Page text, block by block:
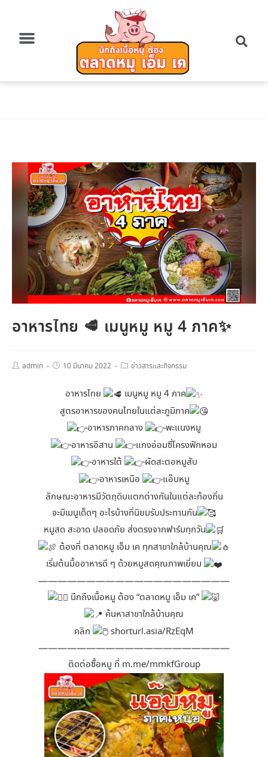
อาหารไทย 🥩 เมนูหมู หมู 4 ภาค✨
admin 10 มีนาคม 2022 ข่าวสารและกิจกรรม
อาหารไทย
เมนูหมู หมู 4 ภาค
สูตรอาหารของคนไทยในแต่ละภูมิภาค
อาหารภาคกลาง
พะแนงหมู
อาหารอีสาน
แกงอ่อมซี่โครงฟักหอม
อาหารใต้
ผัดสะตอหมูสับ
อาหารเหนือ
แอ๊บหมู
ลักษณะอาหารมีวัตถุดิบแตกต่างกันในแต่ละท้องถิ่น
จะมีเมนูเด็ดๆ อะไรบ้างที่นิยมรับประทานกัน
หมูสด สะอาด ปลอดภัย ส่งตรงจากฟาร์มทุกวัน
ต้องที่ ตลาดหมู เอ็ม เค ทุกสาขาใกล้บ้านคุณ
เริ่มต้นมื้ออาหารดี ๆ ด้วยหมูสดคุณภาพเยี่ยม
————————————————————
นึกถึงเนื้อหมู ต้อง “ตลาดหมู เอ็ม เค”
ค้นหาสาขาใกล้บ้านคุณ
คลิก
shorturl.asia/RzEqM
————————————————————
ติดต่อซื้อหมู ที่ m.me/mmkfGroup